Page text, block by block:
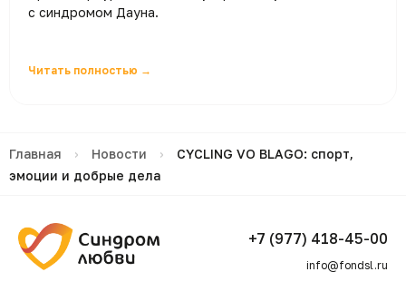
с синдромом Дауна.
Читать полностью →
Главная › Новости ›
CYCLING VO BLAGO: спорт,
эмоции и добрые дела
+7 (977) 418-45-00
info@fondsl.ru